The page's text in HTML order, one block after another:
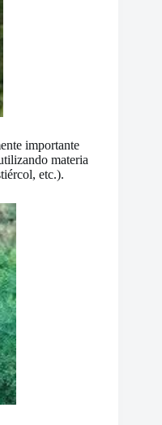
importante
materia
etc.).